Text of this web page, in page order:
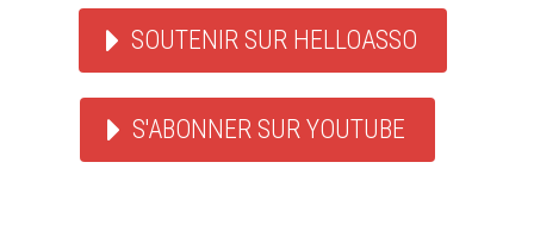
SOUTENIR SUR HELLOASSO
S'ABONNER SUR YOUTUBE